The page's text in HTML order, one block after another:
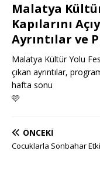
Malatya
Kapılarını
Ayrıntılar ve
Malatya Kültür Yolu
çıkan ayrıntılar,
hafta sonu
🩷
ÖNCEKI
Cocuklarla Sonbahar